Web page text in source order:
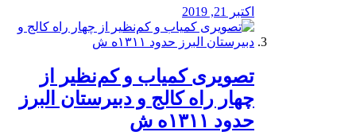
اکتبر 21, 2019
️تصویری کمیاب و کم‌نظیر از
چهار راه كالج و دبيرستان البرز
حدود ۱۳۱۱ه ش